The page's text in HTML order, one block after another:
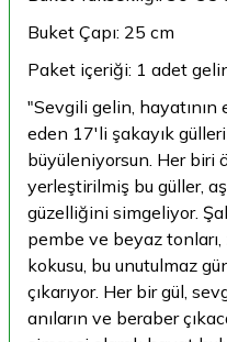
Buket Çapı: 25 cm
Paket içeriği: 1 adet
"Sevgili gelin, hayatının
eden 17'li şakayık
büyüleniyorsun. Her biri
yerleştirilmiş bu güller,
güzelliğini simgeliyor.
pembe ve beyaz
kokusu, bu unutulmaz
çıkarıyor. Her bir gül,
anıların ve beraber